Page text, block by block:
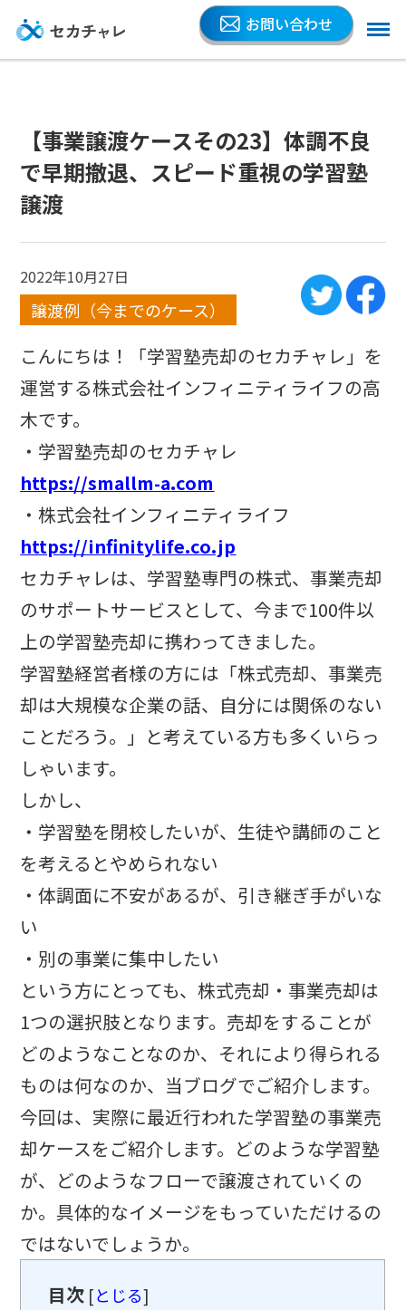
お問い合わせ
【事業譲渡ケースその23】体調不良
で早期撤退、スピード重視の学習塾
譲渡
2022年10月27日
譲渡例（今までのケース）
こんにちは！「学習塾売却のセカチャレ」を
運営する株式会社インフィニティライフの高
木です。
・学習塾売却のセカチャレ
https://smallm-a.com
・株式会社インフィニティライフ
https://infinitylife.co.jp
セカチャレは、学習塾専門の株式、事業売却
のサポートサービスとして、今まで100件以
上の学習塾売却に携わってきました。
学習塾経営者様の方には「株式売却、事業売
却は大規模な企業の話、自分には関係のない
ことだろう。」と考えている方も多くいらっ
しゃいます。
しかし、
・学習塾を閉校したいが、生徒や講師のこと
を考えるとやめられない
・体調面に不安があるが、引き継ぎ手がいな
い
・別の事業に集中したい
という方にとっても、株式売却・事業売却は
1つの選択肢となります。売却をすることが
どのようなことなのか、それにより得られる
ものは何なのか、当ブログでご紹介します。
今回は、実際に最近行われた学習塾の事業売
却ケースをご紹介します。どのような学習塾
が、どのようなフローで譲渡されていくの
か。具体的なイメージをもっていただけるの
ではないでしょうか。
目次 [とじる]